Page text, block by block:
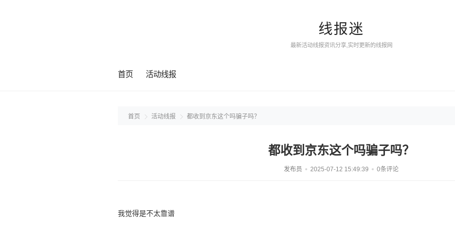
线报迷
最新活动线报资讯分享,实时更新的线报网
首页 活动线报
首页 活动线报 都收到京东这个吗骗子吗？
都收到京东这个吗骗子吗？
发布员 2025-07-12 15:49:39 0条评论
我觉得是不太靠谱